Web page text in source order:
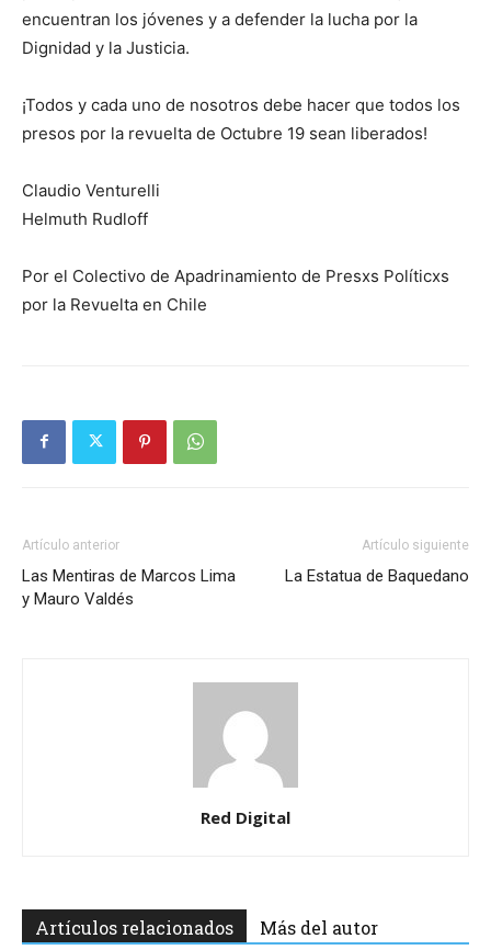
encuentran los jóvenes y a defender la lucha por la
Dignidad y la Justicia.
¡Todos y cada uno de nosotros debe hacer que todos los
presos por la revuelta de Octubre 19 sean liberados!
Claudio Venturelli
Helmuth Rudloff
Por el Colectivo de Apadrinamiento de Presxs Políticxs
por la Revuelta en Chile
Artículo anterior
Las Mentiras de Marcos Lima
y Mauro Valdés
Artículo siguiente
La Estatua de Baquedano
Red Digital
Artículos relacionados Más del autor